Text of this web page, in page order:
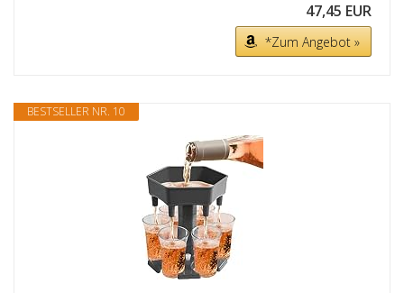
47,45 EUR
*Zum Angebot »
BESTSELLER NR. 10